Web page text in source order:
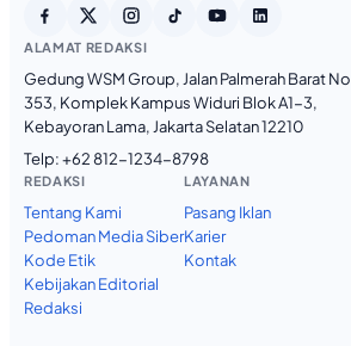
ALAMAT REDAKSI
Gedung WSM Group, Jalan Palmerah Barat No
353, Komplek Kampus Widuri Blok A1-3,
Kebayoran Lama, Jakarta Selatan 12210
Telp:+62 812-1234-8798
REDAKSI
Tentang Kami
Pedoman Media Siber
Kode Etik
Kebijakan Editorial
Redaksi
LAYANAN
Pasang Iklan
Karier
Kontak